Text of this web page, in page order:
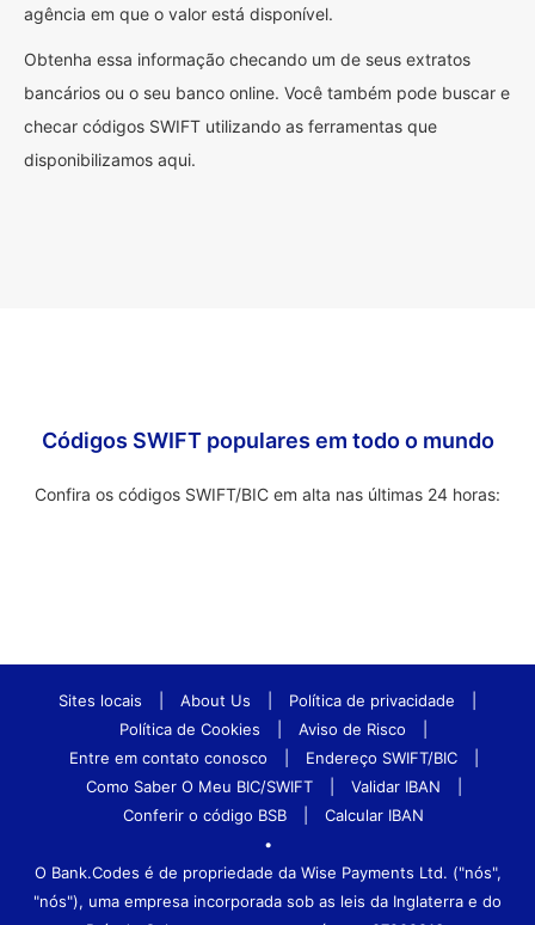
agência em que o valor está disponível.
Obtenha essa informação checando um de seus extratos
bancários ou o seu banco online. Você também pode buscar e
checar códigos SWIFT utilizando as ferramentas que
disponibilizamos aqui.
Códigos SWIFT populares em todo o mundo
Confira os códigos SWIFT/BIC em alta nas últimas 24 horas:
Sites locais About Us Política de privacidade
Política de Cookies
Aviso de Risco
Entre em contato conosco
Endereço SWIFT/BIC
Como Saber O Meu BIC/SWIFT
Validar IBAN
Conferir o código BSB
Calcular IBAN
•
O Bank.Codes é de propriedade da Wise Payments Ltd. ("nós",
"nós"), uma empresa incorporada sob as leis da Inglaterra e do